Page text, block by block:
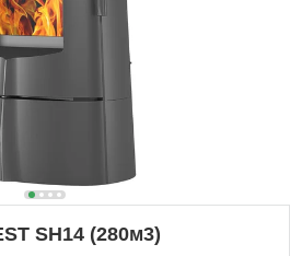
SH14 (280м3)